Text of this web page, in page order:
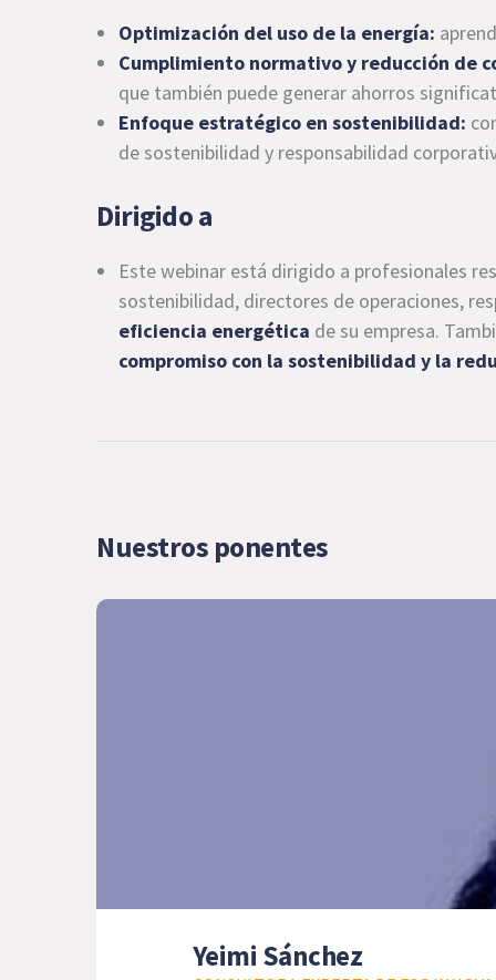
Optimización del uso de la energía:
Cumplimiento normativo y reducción de
que también puede generar ahorros
Enfoque estratégico en sostenibilidad:
de sostenibilidad y responsabilidad
Dirigido a
Este webinar está dirigido a profesionales
sostenibilidad, directores de operaciones,
eficiencia energética de su empresa.
compromiso con la sostenibilidad y la
Nuestros ponentes
Yeimi Sánchez